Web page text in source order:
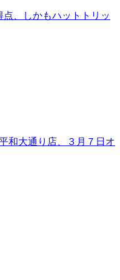
点、しかもハットトリッ
和大通り店、３月７日オ